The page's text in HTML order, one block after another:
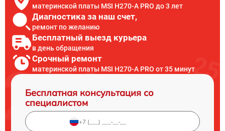
материнской платы MSI H270-A PRO до 3 лет
Диагностика за наш счет,
ремонт по желанию
Бесплатный выезд курьера
в день обращения
Срочный ремонт
материнской платы MSI H270-A PRO от 35 минут
Бесплатная консультация со
специалистом